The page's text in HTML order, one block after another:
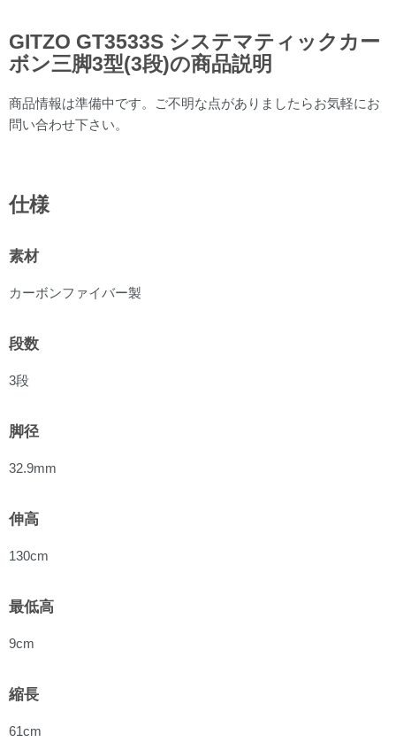
GITZO GT3533S システマティックカー
ボン三脚3型(3段)の商品説明
商品情報は準備中です。ご不明な点がありましたらお気軽にお
問い合わせ下さい。
仕様
素材
カーボンファイバー製
段数
3段
脚径
32.9mm
伸高
130cm
最低高
9cm
縮長
61cm